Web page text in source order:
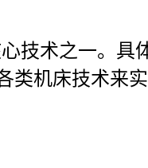
技术之一。具
类机床技术来